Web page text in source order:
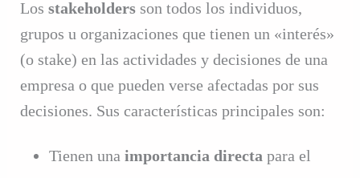
Los stakeholders son todos los individuos,
grupos u organizaciones que tienen un «interés»
(o stake) en las actividades y decisiones de una
empresa o que pueden verse afectadas por sus
decisiones. Sus características principales son:
Tienen una importancia directa para el